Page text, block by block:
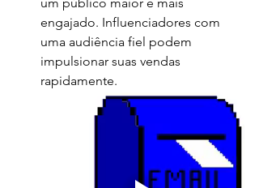
um público maior e mais
engajado. Influenciadores com
uma audiência fiel podem
impulsionar suas vendas
rapidamente.